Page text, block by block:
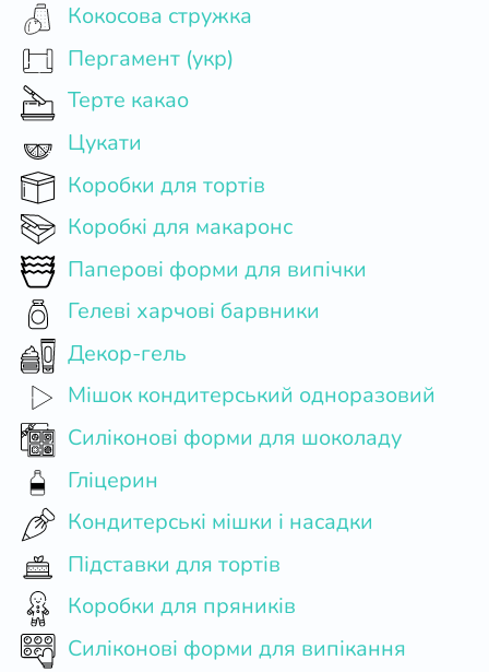
Кокосова стружка
Пергамент (укр)
Терте какао
Цукати
Коробки для тортів
Коробкі для макаронс
Паперові форми для випічки
Гелеві харчові барвники
Декор-гель
Мішок кондитерський одноразовий
Силіконові форми для шоколаду
Гліцерин
Кондитерські мішки і насадки
Підставки для тортів
Коробки для пряників
Силіконові форми для випікання